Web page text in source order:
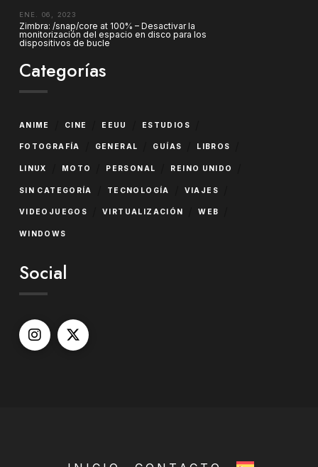
ENE. 06, 2023
Zimbra: /snap/core at 100% – Desactivar la
monitorización del espacio en disco para los
dispositivos de bucle
Categorías
ANIME CINE EEUU ESTUDIOS
FOTOGRAFÍA GENERAL GUÍAS LIBROS
LINUX MOTO PERSONAL REINO UNIDO
SIN CATEGORÍA TECNOLOGÍA VIAJES
VIDEOJUEGOS VIRTUALIZACIÓN WEB
WINDOWS
Social